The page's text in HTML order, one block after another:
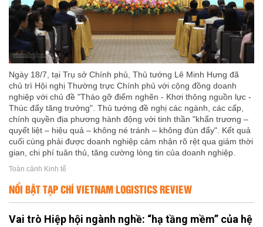
Ngày 18/7, tại Trụ sở Chính phủ, Thủ tướng Lê Minh Hưng đã
chủ trì Hội nghị Thường trực Chính phủ với cộng đồng doanh
nghiệp với chủ đề "Tháo gỡ điểm nghẽn - Khơi thông nguồn lực -
Thúc đẩy tăng trưởng". Thủ tướng đề nghị các ngành, các cấp,
chính quyền địa phương hành động với tinh thần "khẩn trương –
quyết liệt – hiệu quả – không né tránh – không đùn đẩy". Kết quả
cuối cùng phải được doanh nghiệp cảm nhận rõ rệt qua giảm thời
gian, chi phí tuân thủ, tăng cường lòng tin của doanh nghiệp.
Toàn cảnh Kinh tế
NỔI BẬT TẠP CHÍ VIETNAM LOGISTICS REVIEW
Vai trò Hiệp hội ngành nghề: “hạ tầng mềm” của hệ